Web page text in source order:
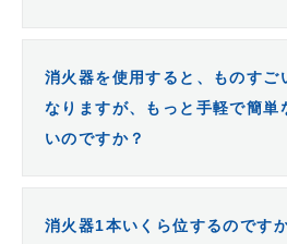
消火器を使用すると、ものすご
なりますが、もっと手軽で簡単
いのですか？
消火器1本いくら位するのです